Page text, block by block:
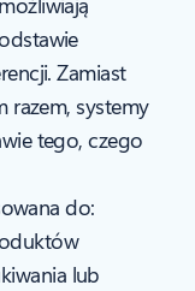
Zamiast
razem, systemy
tego, czego
do:
lub